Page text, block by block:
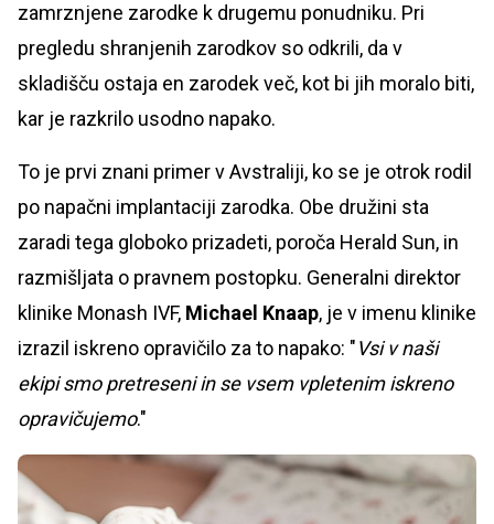
zamrznjene zarodke k drugemu ponudniku. Pri
pregledu shranjenih zarodkov so odkrili, da v
skladišču ostaja en zarodek več, kot bi jih moralo biti,
kar je razkrilo usodno napako.
To je prvi znani primer v Avstraliji, ko se je otrok rodil
po napačni implantaciji zarodka. Obe družini sta
zaradi tega globoko prizadeti, poroča Herald Sun, in
razmišljata o pravnem postopku. Generalni direktor
klinike Monash IVF, Michael Knaap, je v imenu klinike
izrazil iskreno opravičilo za to napako: "Vsi v naši
ekipi smo pretreseni in se vsem vpletenim iskreno
opravičujemo."